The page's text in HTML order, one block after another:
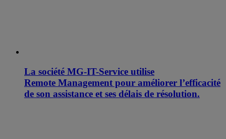
La société MG-IT-Service utilise
Remote Management pour améliorer l’efficacité
de son assistance et ses délais de résolution.